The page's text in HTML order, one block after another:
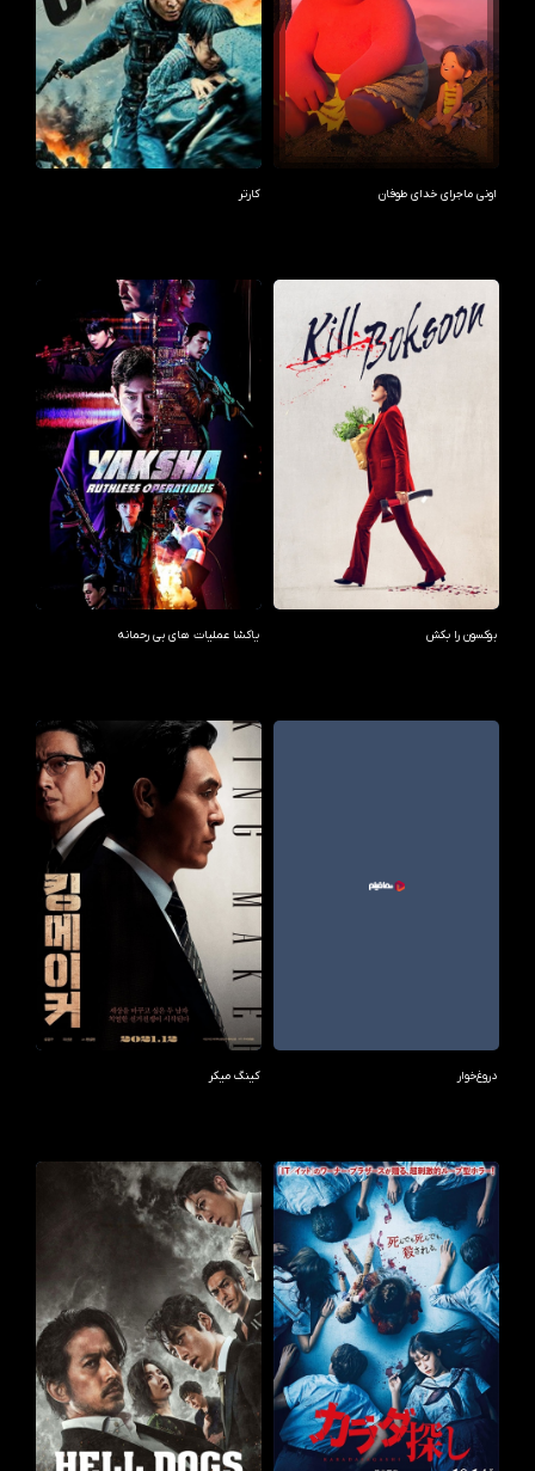
اونی ماجرای خدای طوفان کارتر
بوکسون را بکش یاکشا عملیات های بی رحمانه
دروغ‌خوار کینگ میکر